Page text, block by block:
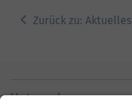
Zurück zu: Aktuelles
Unternehmen